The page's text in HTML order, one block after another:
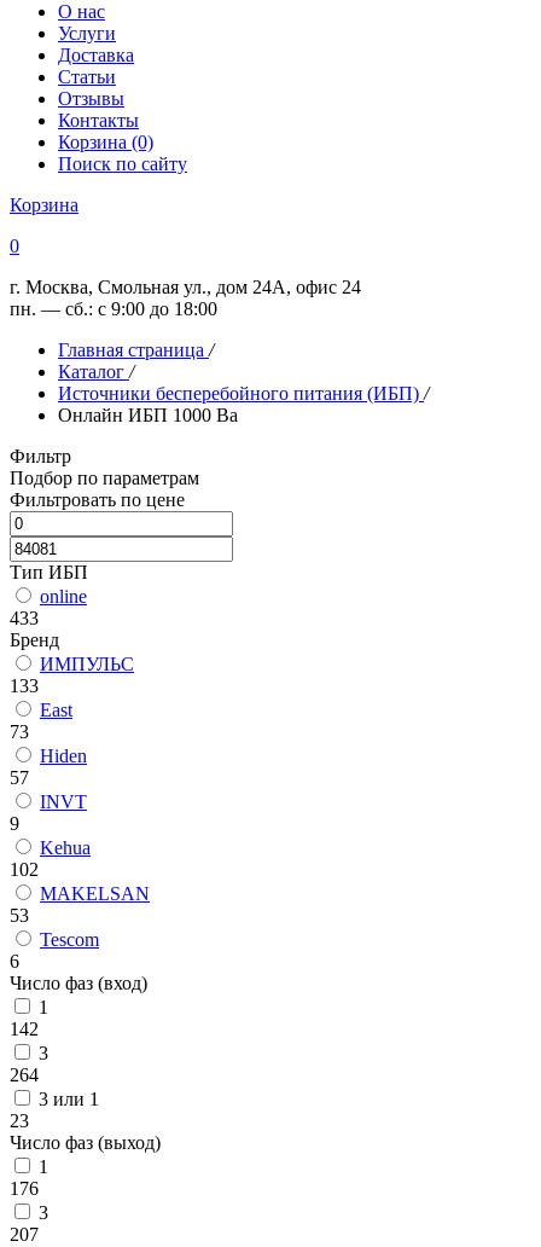
О нас
Услуги
Доставка
Статьи
Отзывы
Контакты
Корзина (0)
Поиск по сайту
Корзина
0
г. Москва, Смольная ул., дом 24А, офис 24
пн. — сб.: с 9:00 до 18:00
Главная страница /
Каталог /
Источники бесперебойного питания (ИБП) /
Онлайн ИБП 1000 Ва
Фильтр
Подбор по параметрам
Фильтровать по цене
Тип ИБП
online
433
Бренд
ИМПУЛЬС
133
East
73
Hiden
57
INVT
9
Kehua
102
MAKELSAN
53
Tescom
6
Число фаз (вход)
1
142
3
264
3 или 1
23
Число фаз (выход)
1
176
3
207